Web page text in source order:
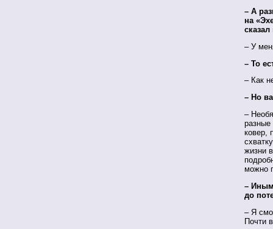
– А
на
– У
– То
– Как
– Но
–
разные
ковер,
жизни
можно
–
до
– Я
Почти